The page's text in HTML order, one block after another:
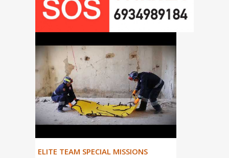
ΕLITE TEAM SPECIAL MISSIONS